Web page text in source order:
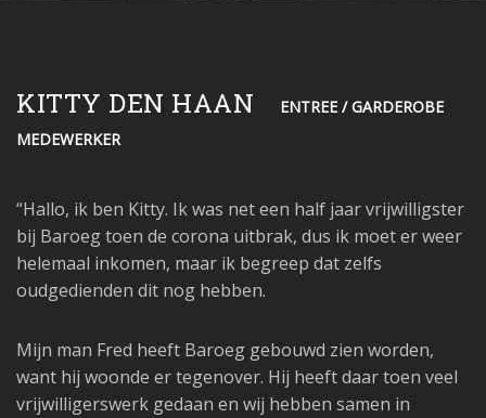
KITTY DEN HAAN
ENTREE / GARDEROBE
MEDEWERKER
“Hallo, ik ben Kitty. Ik was net een half jaar vrijwilligster
bij Baroeg toen de corona uitbrak, dus ik moet er weer
helemaal inkomen, maar ik begreep dat zelfs
oudgedienden dit nog hebben.
Mijn man Fred heeft Baroeg gebouwd zien worden,
want hij woonde er tegenover. Hij heeft daar toen veel
vrijwilligerswerk gedaan en wij hebben samen in